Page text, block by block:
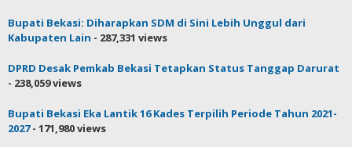
Bupati Bekasi: Diharapkan SDM di Sini Lebih Unggul dari
Kabupaten Lain - 287,331 views
DPRD Desak Pemkab Bekasi Tetapkan Status Tanggap Darurat
- 238,059 views
Bupati Bekasi Eka Lantik 16 Kades Terpilih Periode Tahun 2021-
2027- 171,980 views